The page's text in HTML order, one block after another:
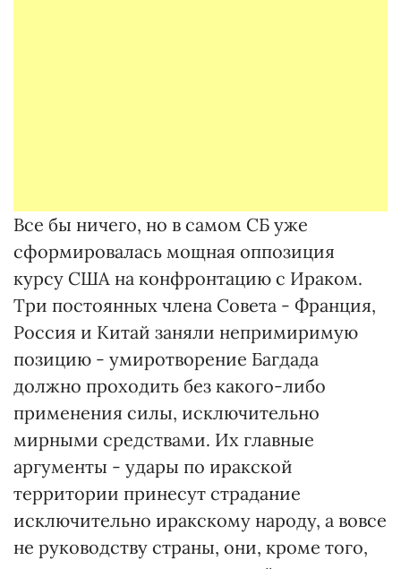
Все бы ничего, но в самом СБ уже
сформировалась мощная оппозиция
курсу США на конфронтацию с Ираком.
Три постоянных члена Совета - Франция,
Россия и Китай заняли непримиримую
позицию - умиротворение Багдада
должно проходить без какого-либо
применения силы, исключительно
мирными средствами. Их главные
аргументы - удары по иракской
территории принесут страдание
исключительно иракскому народу, а вовсе
не руководству страны, они, кроме того,